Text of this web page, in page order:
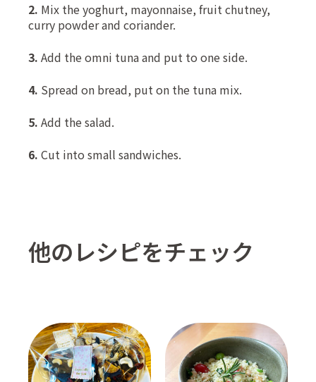
2. Mix the yoghurt, mayonnaise, fruit chutney,
curry powder and coriander.
3. Add the omni tuna and put to one side.
4. Spread on bread, put on the tuna mix.
5. Add the salad.
6. Cut into small sandwiches.
他のレシピをチェック